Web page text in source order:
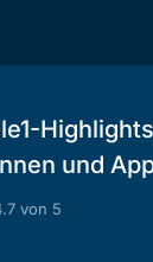
und
von 5